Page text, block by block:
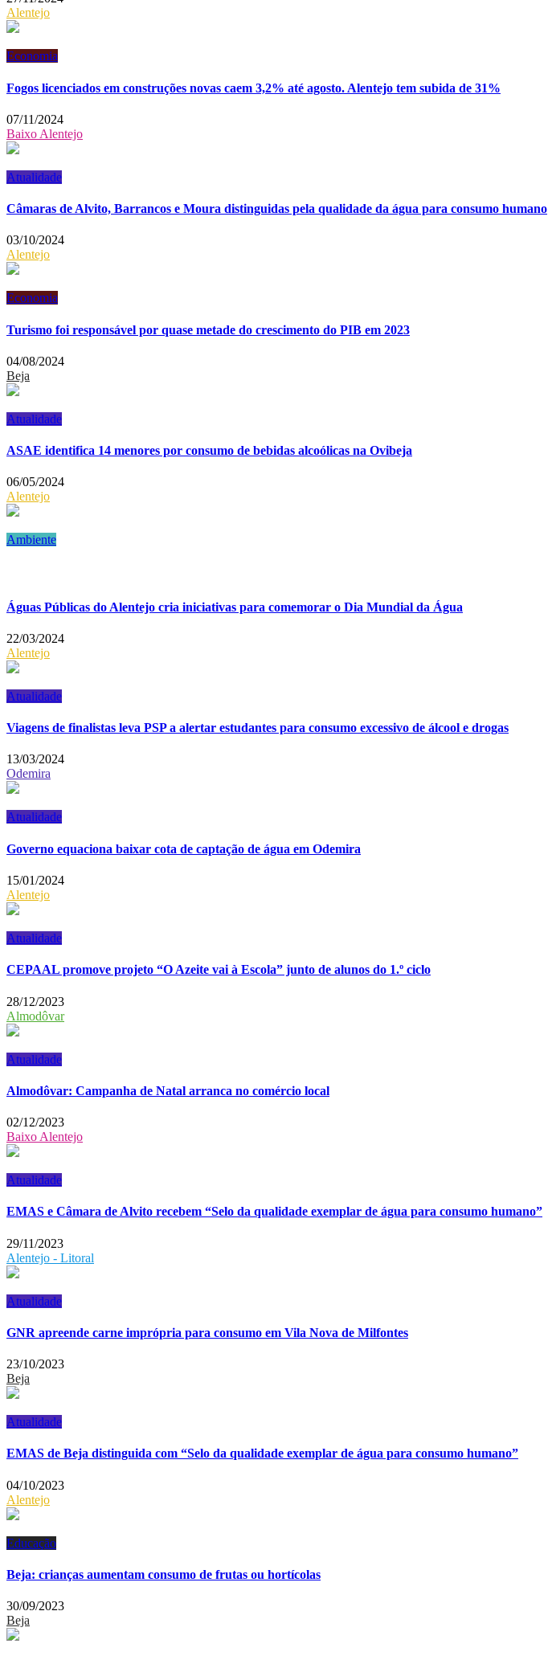
Alentejo
Economia
Fogos licenciados em construções novas caem 3,2% até agosto. Alentejo tem subida de 31%
07/11/2024
Baixo Alentejo
Atualidade
Câmaras de Alvito, Barrancos e Moura distinguidas pela qualidade da água para consumo humano
03/10/2024
Alentejo
Economia
Turismo foi responsável por quase metade do crescimento do PIB em 2023
04/08/2024
Beja
Atualidade
ASAE identifica 14 menores por consumo de bebidas alcoólicas na Ovibeja
06/05/2024
Alentejo
Ambiente
Águas Públicas do Alentejo cria iniciativas para comemorar o Dia Mundial da Água
22/03/2024
Alentejo
Atualidade
Viagens de finalistas leva PSP a alertar estudantes para consumo excessivo de álcool e drogas
13/03/2024
Odemira
Atualidade
Governo equaciona baixar cota de captação de água em Odemira
15/01/2024
Alentejo
Atualidade
CEPAAL promove projeto “O Azeite vai à Escola” junto de alunos do 1.º ciclo
28/12/2023
Almodôvar
Atualidade
Almodôvar: Campanha de Natal arranca no comércio local
02/12/2023
Baixo Alentejo
Atualidade
EMAS e Câmara de Alvito recebem “Selo da qualidade exemplar de água para consumo humano”
29/11/2023
Alentejo - Litoral
Atualidade
GNR apreende carne imprópria para consumo em Vila Nova de Milfontes
23/10/2023
Beja
Atualidade
EMAS de Beja distinguida com “Selo da qualidade exemplar de água para consumo humano”
04/10/2023
Alentejo
Educação
Beja: crianças aumentam consumo de frutas ou hortícolas
30/09/2023
Beja